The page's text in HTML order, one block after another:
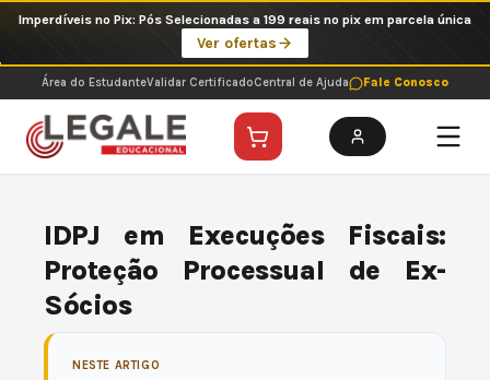
o
conteúdo
Imperdíveis no Pix: Pós Selecionadas a 199 reais no pix em parcela única
Ver ofertas
Área do EstudanteValidar CertificadoCentral de Ajuda Fale Conosco
IDPJ em Execuções Fiscais:
Proteção Processual de Ex-
Sócios
NESTE ARTIGO